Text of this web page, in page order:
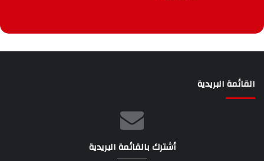
القائمة البريدية
أشترك بالقائمة البريدية